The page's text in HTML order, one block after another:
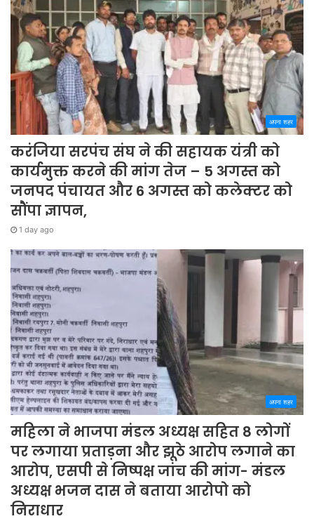
अपना शहर
करंजिया सरपंच संघ ने की सहायक यंत्री को
कार्यमुक्त करने की मांग तेज – 5 अगस्त को
जनपद पंचायत और 6 अगस्त को कलेक्टर को
सौंपा ज्ञापन,
1 day ago
अपना शहर
महिला ने भाजपा मंडल अध्यक्ष सहित 8 लोगों
पर लगाया प्रताड़ना और झूठे आरोप लगाने का
आरोप, एसपी से निष्पक्ष जांच की मांग- मंडल
अध्यक्ष भजन दास ने बताया आरोपो को
निराधार